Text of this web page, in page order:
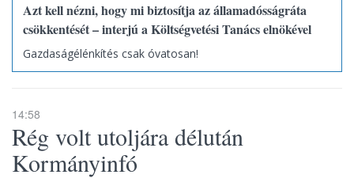
Azt kell nézni, hogy mi biztosítja az államadósságráta
csökkentését – interjú a Költségvetési Tanács elnökével
Gazdaságélénkítés csak óvatosan!
14:58
Rég volt utoljára délután
Kormányinfó